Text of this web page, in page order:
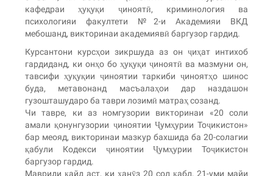
кафедраи ҳуқуқи ҷиноятӣ, криминология ва
психологияи факултети №2-и Академияи ВКД
мебошанд, викторинаи академиявӣ баргузор гардид.
Курсантони курсҳои зикршуда аз он ҷиҳат интихоб
гардиданд, ки онҳо бо ҳуқуқи ҷиноятӣ ва мазмуни он,
тавсифи ҳуқуқии ҷиноятии таркиби ҷиноятҳо шинос
буда, метавонанд масъалаҳои дар наздашон
гузошташударо ба таври лозимӣ матраҳ созанд.
Чи тавре, ки аз номгузории викторинаи «20 соли
амали қонунгузории ҷиноятии Ҷумҳурии Тоҷикистон»
бар меояд, викторинаи мазкур бахшида ба 20-солагии
қабули Кодекси ҷиноятии Ҷумҳурии Тоҷикистон
баргузор гардид.
Мавриди қайд аст, ки ҳанӯз 20 сол қабл, 21-уми майи